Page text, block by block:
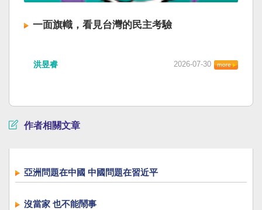
一面旗幟，看見台灣的民主考驗
洪昱睿 2026-07-30
作者相關文章
亞洲問題在中國 中國問題在習近平
沒當家 也不能鬧事